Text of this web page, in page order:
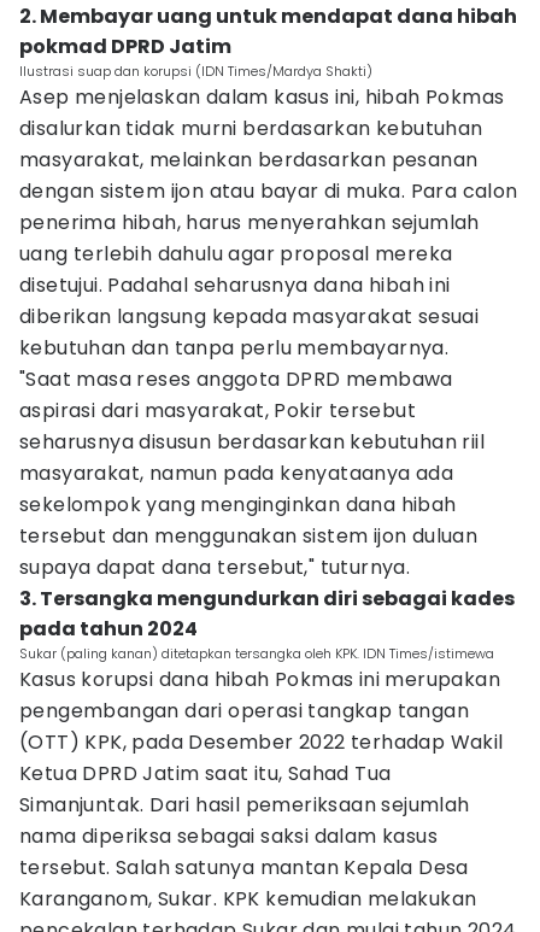
2. Membayar uang untuk mendapat dana hibah
pokmad DPRD Jatim
Ilustrasi suap dan korupsi (IDN Times/Mardya Shakti)
Asep menjelaskan dalam kasus ini, hibah Pokmas
disalurkan tidak murni berdasarkan kebutuhan
masyarakat, melainkan berdasarkan pesanan
dengan sistem ijon atau bayar di muka. Para calon
penerima hibah, harus menyerahkan sejumlah
uang terlebih dahulu agar proposal mereka
disetujui. Padahal seharusnya dana hibah ini
diberikan langsung kepada masyarakat sesuai
kebutuhan dan tanpa perlu membayarnya.
"Saat masa reses anggota DPRD membawa
aspirasi dari masyarakat, Pokir tersebut
seharusnya disusun berdasarkan kebutuhan riil
masyarakat, namun pada kenyataanya ada
sekelompok yang menginginkan dana hibah
tersebut dan menggunakan sistem ijon duluan
supaya dapat dana tersebut," tuturnya.
3. Tersangka mengundurkan diri sebagai kades
pada tahun 2024
Sukar (paling kanan) ditetapkan tersangka oleh KPK. IDN Times/istimewa
Kasus korupsi dana hibah Pokmas ini merupakan
pengembangan dari operasi tangkap tangan
(OTT) KPK, pada Desember 2022 terhadap Wakil
Ketua DPRD Jatim saat itu, Sahad Tua
Simanjuntak. Dari hasil pemeriksaan sejumlah
nama diperiksa sebagai saksi dalam kasus
tersebut. Salah satunya mantan Kepala Desa
Karanganom, Sukar. KPK kemudian melakukan